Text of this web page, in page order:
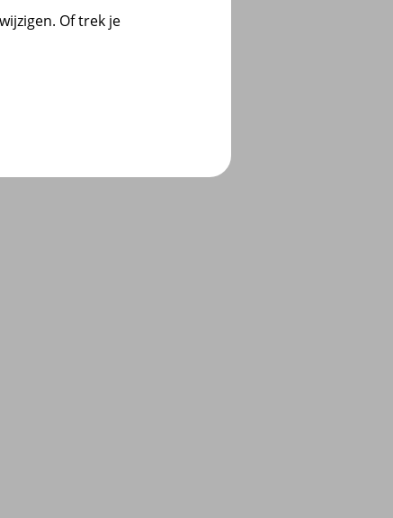
Of trek je